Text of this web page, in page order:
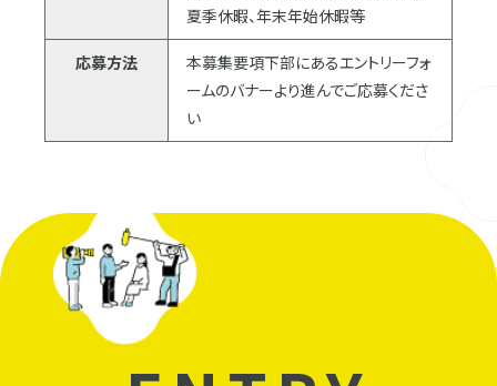
夏季休暇、年末年始休暇等
応募方法
本募集要項下部にあるエントリーフォ
ームのバナーより進んでご応募くださ
い